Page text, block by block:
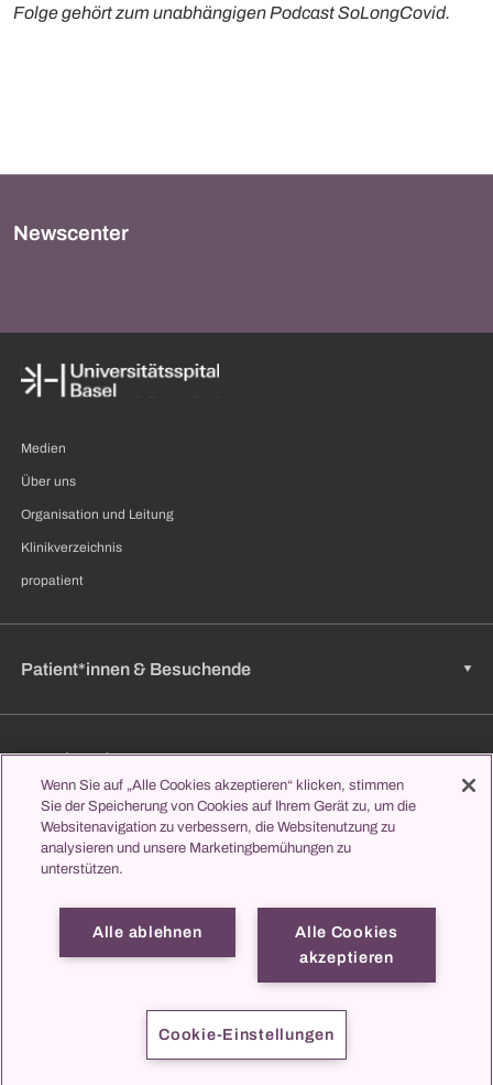
Folge gehört zum unabhängigen Podcast SoLongCovid.
Newscenter
Medien
Über uns
Organisation und Leitung
Klinikverzeichnis
propatient
Patient*innen & Besuchende
Zuweisende
Jobs & Karriere
Lernen & Studieren
Impressum Datenschutz
Wenn Sie auf „Alle Cookies akzeptieren“ klicken, stimmen
Sie der Speicherung von Cookies auf Ihrem Gerät zu, um die
Websitenavigation zu verbessern, die Websitenutzung zu
analysieren und unsere Marketingbemühungen zu
unterstützen.
Alle Cookies
akzeptieren
Alle ablehnen
Cookie-Einstellungen